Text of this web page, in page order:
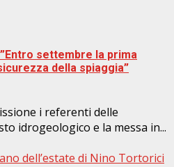
settembre la prima
della spiaggia”
i referenti delle
idrogeologico e la messa in...
dell’estate di Nino Tortorici